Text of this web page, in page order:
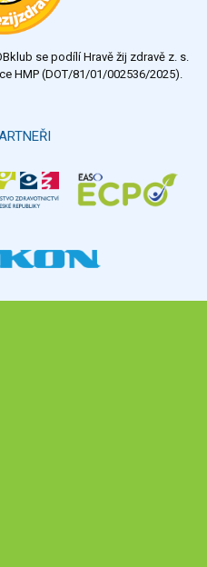
hotová jídla
lahůdkářské výrobky
se podílí Hravě žij zdravě z. s.
HMP (DOT/81/01/002536/2025).